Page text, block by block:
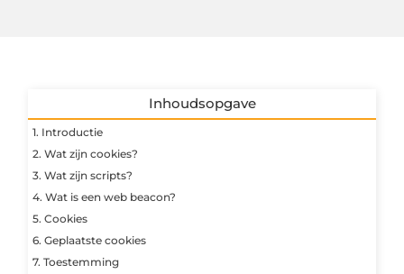
Inhoudsopgave
1. Introductie
2. Wat zijn cookies?
3. Wat zijn scripts?
4. Wat is een web beacon?
5. Cookies
6. Geplaatste cookies
7. Toestemming